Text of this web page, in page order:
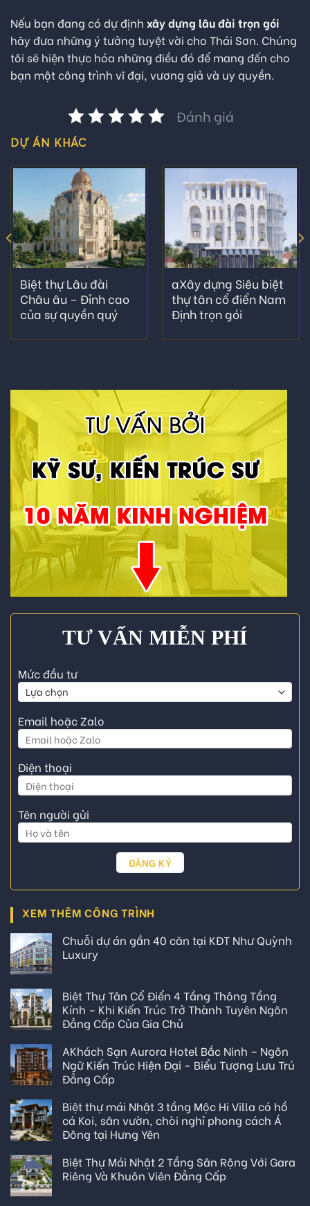
Nếu bạn đang có dự định xây dựng lâu đài trọn gói
hãy đưa những ý tưởng tuyệt vời cho Thái Sơn. Chúng
tôi sẽ hiện thực hóa những điều đó để mang đến cho
bạn một công trình vĩ đại, vương giả và uy quyền.
Đánh giá
DỰ ÁN KHÁC
Biệt thự Lâu đài
Châu âu – Đỉnh cao
của sự quyền quý
aXây dựng Siêu biệt
thự tân cổ điển Nam
Định trọn gói
TƯ VẤN MIỄN PHÍ
Mức đầu tư
Email hoặc Zalo
Điện thoại
Tên người gửi
XEM THÊM CÔNG TRÌNH
Chuỗi dự án gần 40 căn tại KĐT Như Quỳnh
Luxury
Biệt Thự Tân Cổ Điển 4 Tầng Thông Tầng
Kính – Khi Kiến Trúc Trở Thành Tuyên Ngôn
Đẳng Cấp Của Gia Chủ
AKhách Sạn Aurora Hotel Bắc Ninh – Ngôn
Ngữ Kiến Trúc Hiện Đại - Biểu Tượng Lưu Trú
Đẳng Cấp
Biệt thự mái Nhật 3 tầng Mộc Hi Villa có hồ
cá Koi, sân vườn, chòi nghỉ phong cách Á
Đông tại Hưng Yên
Biệt Thự Mái Nhật 2 Tầng Sân Rộng Với Gara
Riêng Và Khuôn Viên Đẳng Cấp